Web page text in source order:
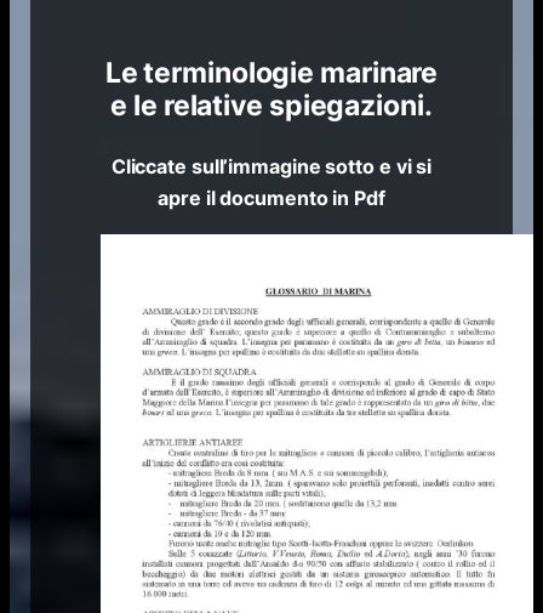
Le terminologie marinare
e le relative spiegazioni.
Cliccate sull’immagine sotto e vi si
apre il documento in Pdf